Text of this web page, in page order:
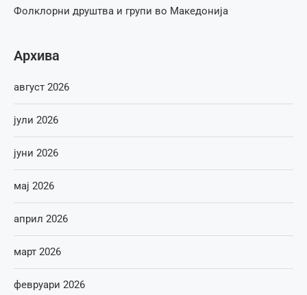
Фолклорни друштва и групи во Македонија
Архива
август 2026
јули 2026
јуни 2026
мај 2026
април 2026
март 2026
февруари 2026